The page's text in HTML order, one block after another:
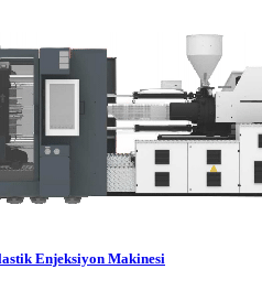
Enjeksiyon Makinesi